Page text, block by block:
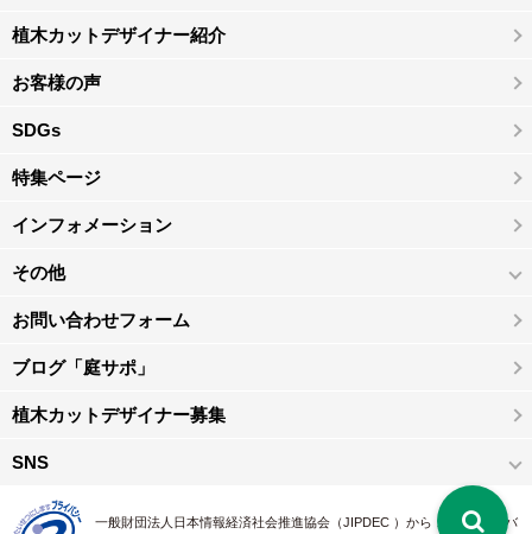
植木カットデザイナー紹介
お客様の声
SDGs
特集ページ
インフォメーション
その他
お問い合わせフォーム
ブログ「庭サポ」
植木カットデザイナー募集
SNS
一般財団法人日本情報経済社会推進協会（JIPDEC ）から 、「 プライバ